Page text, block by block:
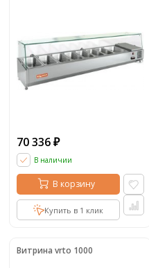
70 336 ₽
В наличии
В корзину
Купить в 1 клик
Витрина vrto 1000